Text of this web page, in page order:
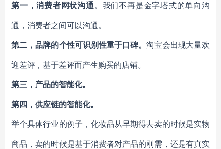
第一，消费者网状沟通。我们不再是金字塔式的单向沟
通，消费者之间可以沟通。
第二，品牌的个性可识别性重于口碑。淘宝会出现大量欢
迎差评，基于差评而产生购买的店铺。
第三，产品的智能化。
第四，供应链的智能化。
举个具体行业的例子，化妆品从早期得去卖的时候是实物
商品，卖的时候是基于消费者对产品的刚需，还是有真实